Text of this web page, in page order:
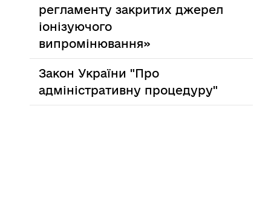
регламенту закритих джерел
іонізуючого
випромінювання»
Закон України "Про
адміністративну процедуру"